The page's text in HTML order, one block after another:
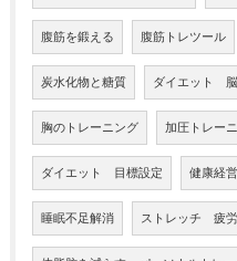
腹筋を鍛える 腹筋トレツール
炭水化物と糖質 ダイエット
胸のトレーニング 加圧トレー
ダイエット 目標設定 健康経営
睡眠不足解消 ストレッチ 疲